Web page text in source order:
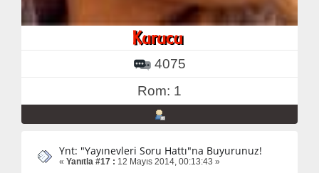
4075
Rom: 1
Ynt: "Yayınevleri Soru Hattı"na Buyurunuz!
« Yanıtla #17 : 12 Mayıs 2014, 00:13:43 »